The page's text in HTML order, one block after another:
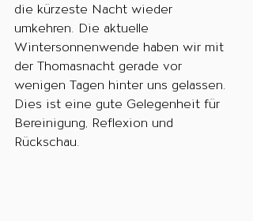
die kürzeste Nacht wieder
umkehren. Die aktuelle
Wintersonnenwende haben wir mit
der Thomasnacht gerade vor
wenigen Tagen hinter uns gelassen.
Dies ist eine gute Gelegenheit für
Bereinigung, Reflexion und
Rückschau.